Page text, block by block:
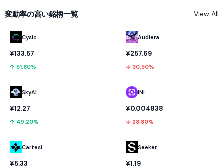
変動率の高い銘柄一覧 View All
Cysic
¥133.57
↑ 51.80%
SkyAI
¥12.27
↑ 49.20%
Cartesi
¥5.33
Audiera
¥257.69
↓ 30.50%
INI
¥0.004838
↓ 28.80%
Seeker
¥1.19